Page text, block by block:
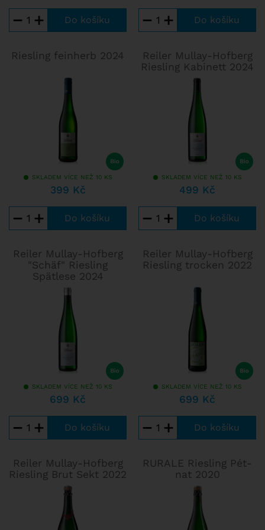
tu pěstují jak Pinot blanc (Rulandské bílé), tak Pinot Gris
(Rulandské šedé) a v neposlední řadě také Pinot noir (u
nás známý jako Rulandské modré, v Německu jako
− + − +
Riesling feinherb 2024
SKLADEM VÍCE NEŽ 10 KS
399 Kč
− +
Reiler Mullay-Hofberg
Riesling Kabinett 2024
SKLADEM VÍCE NEŽ 10 KS
499 Kč
− +
Reiler Mullay-Hofberg
"Schäf" Riesling
Spätlese 2024
SKLADEM VÍCE NEŽ 10 KS
699 Kč
− +
Reiler Mullay-Hofberg
Riesling trocken 2022
SKLADEM VÍCE NEŽ 10 KS
699 Kč
− +
Reiler Mullay-Hofberg
Riesling Brut Sekt 2022
RURALE Riesling Pét-
nat 2020